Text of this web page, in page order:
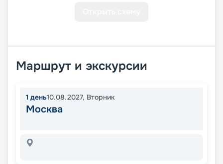
Маршрут и экскурсии
1 день10.08.2027, Вторник
Москва